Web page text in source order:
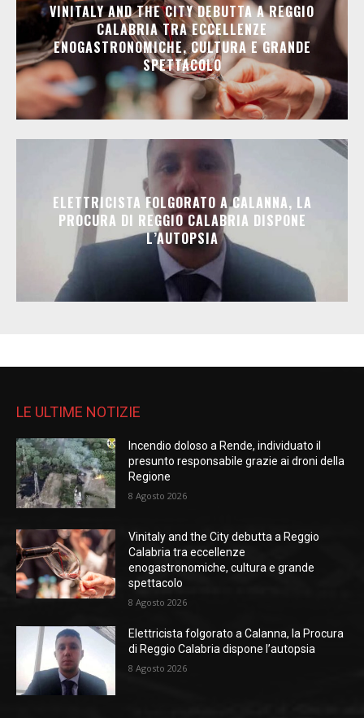
VINITALY AND THE CITY DEBUTTA A REGGIO
CALABRIA TRA ECCELLENZE
ENOGASTRONOMICHE, CULTURA E GRANDE
SPETTACOLO
ELETTRICISTA FOLGORATO A CALANNA, LA
PROCURA DI REGGIO CALABRIA DISPONE
L’AUTOPSIA
LE ULTIME NOTIZIE
Incendio doloso a Rende, individuato il
presunto responsabile grazie ai droni della
Regione
8 Agosto 2026
Vinitaly and the City debutta a Reggio
Calabria tra eccellenze
enogastronomiche, cultura e grande
spettacolo
8 Agosto 2026
Elettricista folgorato a Calanna, la Procura
di Reggio Calabria dispone l’autopsia
8 Agosto 2026